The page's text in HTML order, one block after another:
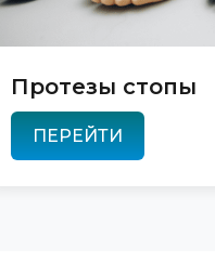
Протезы стопы
ПЕРЕЙТИ